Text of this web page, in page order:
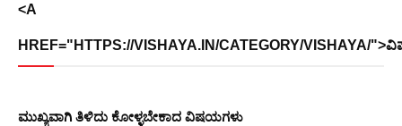
<A
HREF="HTTPS://VISHAYA.IN/CATEGORY/VISHAYA/
ಮುಖ್ಯವಾಗಿ ತಿಳಿದು ಕೋಳ್ಳಬೇಕಾದ ವಿಷಯಗಳು